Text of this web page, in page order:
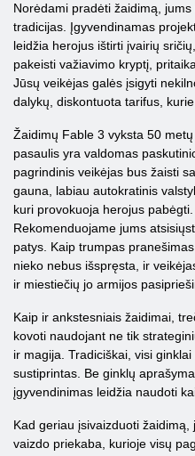
Norėdami pradėti žaidimą,
tradicijas. Įgyvendinamas
leidžia herojus ištirti įvairių
pakeisti važiavimo kryptį,
Jūsų veikėjas galės įsigyti
dalykų, diskontuota tarifus,
Žaidimų Fable 3 vyksta 50
pasaulis yra valdomas
pagrindinis veikėjas bus žaisti
gauna, labiau autokratinis
kuri provokuoja herojus
Rekomenduojame jums
patys. Kaip trumpas
nieko nebus išspręsta, ir
ir miestiečių jo armijos
Kaip ir ankstesniais žaidimai,
kovoti naudojant ne tik
ir magija. Tradiciškai, visi
sustiprintas. Be ginklų
įgyvendinimas leidžia naudoti
Kad geriau įsivaizduoti
vaizdo priekaba, kurioje visų